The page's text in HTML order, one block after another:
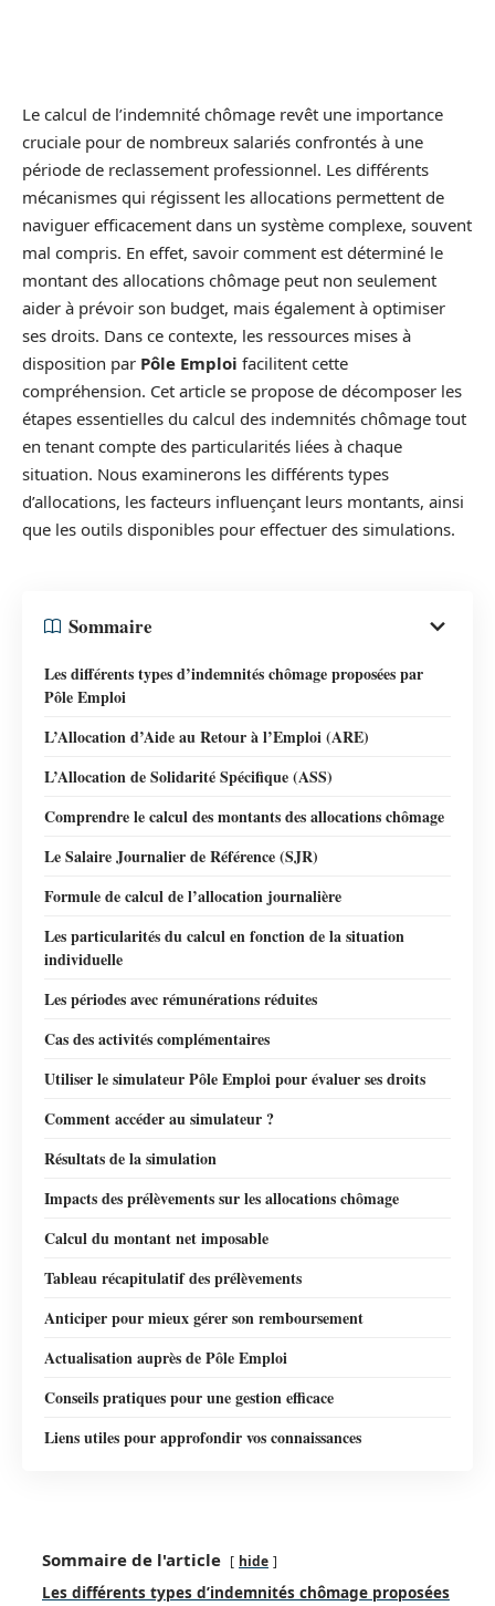
Le calcul de l’indemnité chômage revêt une importance
cruciale pour de nombreux salariés confrontés à une
période de reclassement professionnel. Les différents
mécanismes qui régissent les allocations permettent de
naviguer efficacement dans un système complexe, souvent
mal compris. En effet, savoir comment est déterminé le
montant des allocations chômage peut non seulement
aider à prévoir son budget, mais également à optimiser
ses droits. Dans ce contexte, les ressources mises à
disposition par Pôle Emploi facilitent cette
compréhension. Cet article se propose de décomposer les
étapes essentielles du calcul des indemnités chômage tout
en tenant compte des particularités liées à chaque
situation. Nous examinerons les différents types
d’allocations, les facteurs influençant leurs montants, ainsi
que les outils disponibles pour effectuer des simulations.
Sommaire
Les différents types d’indemnités chômage proposées par
Pôle Emploi
L’Allocation d’Aide au Retour à l’Emploi (ARE)
L’Allocation de Solidarité Spécifique (ASS)
Comprendre le calcul des montants des allocations chômage
Le Salaire Journalier de Référence (SJR)
Formule de calcul de l’allocation journalière
Les particularités du calcul en fonction de la situation
individuelle
Les périodes avec rémunérations réduites
Cas des activités complémentaires
Utiliser le simulateur Pôle Emploi pour évaluer ses droits
Comment accéder au simulateur ?
Résultats de la simulation
Impacts des prélèvements sur les allocations chômage
Calcul du montant net imposable
Tableau récapitulatif des prélèvements
Anticiper pour mieux gérer son remboursement
Actualisation auprès de Pôle Emploi
Conseils pratiques pour une gestion efficace
Liens utiles pour approfondir vos connaissances
Sommaire de l'article hide
Les différents types d’indemnités chômage proposées